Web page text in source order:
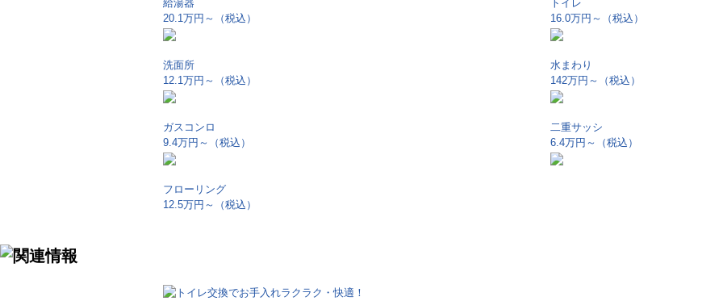
給湯器
20.1万円～
（税込）
トイレ
16.0万円～
（税込）
洗面所
12.1万円～
（税込）
水まわり
142万円～
（税込）
ガスコンロ
9.4万円～
（税込）
二重サッシ
6.4万円～
（税込）
フローリング
12.5万円～
（税込）